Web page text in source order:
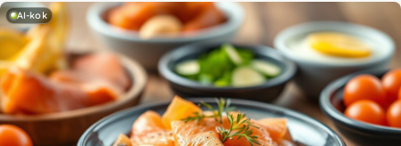
AI-kok